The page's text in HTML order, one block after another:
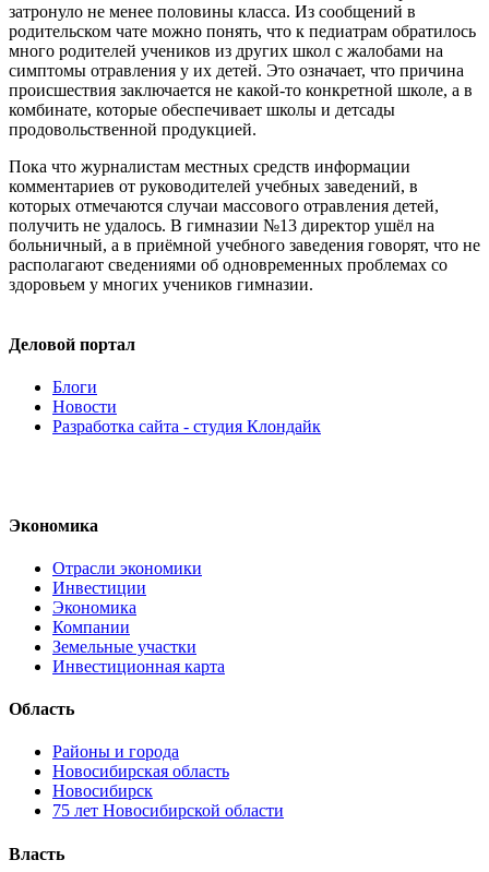
затронуло не менее половины класса. Из сообщений в
родительском чате можно понять, что к педиатрам обратилось
много родителей учеников из других школ с жалобами на
симптомы отравления у их детей. Это означает, что причина
происшествия заключается не какой-то конкретной школе, а в
комбинате, которые обеспечивает школы и детсады
продовольственной продукцией.
Пока что журналистам местных средств информации
комментариев от руководителей учебных заведений, в
которых отмечаются случаи массового отравления детей,
получить не удалось. В гимназии №13 директор ушёл на
больничный, а в приёмной учебного заведения говорят, что не
располагают сведениями об одновременных проблемах со
здоровьем у многих учеников гимназии.
Деловой портал
Блоги
Новости
Разработка сайта - студия Клондайк
Экономика
Отрасли экономики
Инвестиции
Экономика
Компании
Земельные участки
Инвестиционная карта
Область
Районы и города
Новосибирская область
Новосибирск
75 лет Новосибирской области
Власть